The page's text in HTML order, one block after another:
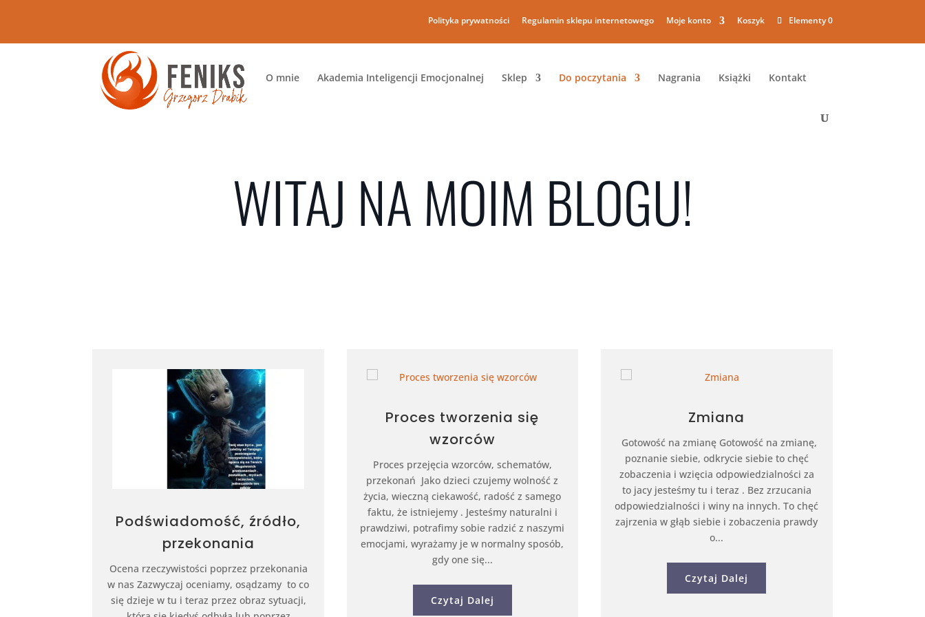
Polityka prywatności Regulamin sklepu internetowego Moje konto Koszyk Elementy 0
O mnie Akademia Inteligencji Emocjonalnej Sklep Do poczytania Nagrania Książki Kontakt
WITAJ NA MOIM BLOGU!
Podświadomość, źródło,
przekonania
Ocena rzeczywistości poprzez przekonania
w nas Zazwyczaj oceniamy, osądzamy to co
się dzieje w tu i teraz przez obraz sytuacji,
Proces tworzenia się
wzorców
Proces przejęcia wzorców, schematów,
przekonań Jako dzieci czujemy wolność z
życia, wieczną ciekawość, radość z samego
faktu, że istniejemy . Jesteśmy naturalni i
prawdziwi, potrafimy sobie radzić z naszymi
emocjami, wyrażamy je w normalny sposób,
gdy one się...
Czytaj Dalej
Zmiana
Gotowość na zmianę Gotowość na zmianę,
poznanie siebie, odkrycie siebie to chęć
zobaczenia i wzięcia odpowiedzialności za
to jacy jesteśmy tu i teraz . Bez zrzucania
odpowiedzialności i winy na innych. To chęć
zajrzenia w głąb siebie i zobaczenia prawdy
o...
Czytaj Dalej